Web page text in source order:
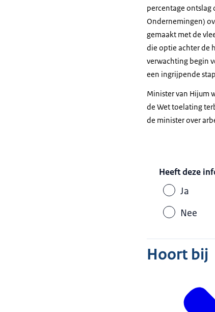
percentage ontslag
Ondernemingen)
gemaakt met de
die optie achter de
verwachting begin
een ingrijpende
Minister van Hijum
de Wet toelating
de minister over
Heeft deze
Ja
Nee
Hoort bij